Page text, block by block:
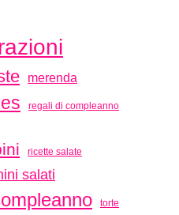
merenda
regali di compleanno
ricette salate
salati
torte